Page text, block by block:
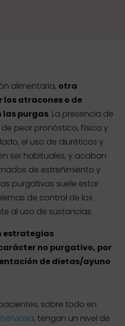
alimentaria, otra
los atracones o de
las purgas. La presencia de
peor pronóstico, física y
el uso de diuréticos y
ser habituales, y acaban
de estreñimiento y
purgativas suele estar
de control de los
al uso de sustancias.
estrategias
no purgativo, por
de dietas/ayuno
sobre todo en
, tengan un nivel de